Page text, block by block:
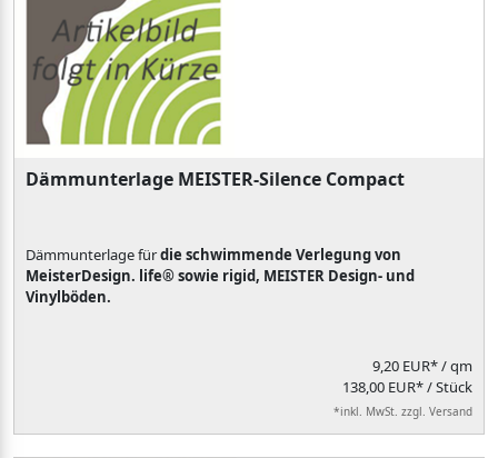
Dämmunterlage MEISTER-Silence Compact
Dämmunterlage fürdie schwimmende Verlegung von
MeisterDesign. life® sowie rigid, MEISTER Design- und
Vinylböden.
9,20 EUR*/ qm
138,00 EUR* / Stück
*inkl. MwSt. zzgl. Versand